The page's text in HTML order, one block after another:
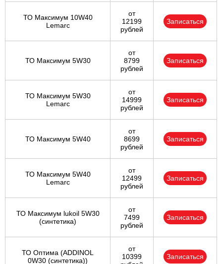
ТО Максимум 10W40
Lemarc
от
12199
рублей
Записаться
ТО Максимум 5W30
от
8799
рублей
Записаться
ТО Максимум 5W30
Lemarc
от
14999
рублей
Записаться
ТО Максимум 5W40
от
8699
рублей
Записаться
ТО Максимум 5W40
Lemarc
от
12499
рублей
Записаться
ТО Максимум lukoil 5W30
(синтетика)
от
7499
рублей
Записаться
ТО Оптима (ADDINOL
0W30 (синтетика))
от
10399
Записаться